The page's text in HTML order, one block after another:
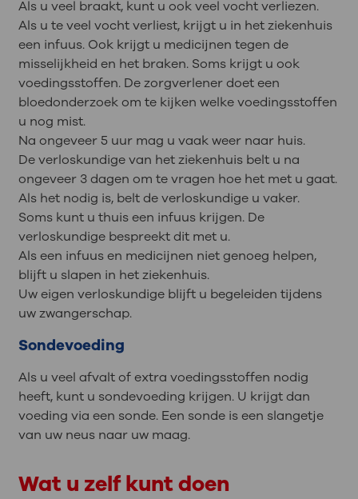
Als u veel braakt, kunt u ook veel vocht verliezen.
Als u te veel vocht verliest, krijgt u in het ziekenhuis
een infuus. Ook krijgt u medicijnen tegen de
misselijkheid en het braken. Soms krijgt u ook
voedingsstoffen. De zorgverlener doet een
bloedonderzoek om te kijken welke voedingsstoffen
u nog mist.
Na ongeveer 5 uur mag u vaak weer naar huis.
De verloskundige van het ziekenhuis belt u na
ongeveer 3 dagen om te vragen hoe het met u gaat.
Als het nodig is, belt de verloskundige u vaker.
Soms kunt u thuis een infuus krijgen. De
verloskundige bespreekt dit met u.
Als een infuus en medicijnen niet genoeg helpen,
blijft u slapen in het ziekenhuis.
Uw eigen verloskundige blijft u begeleiden tijdens
uw zwangerschap.
Sondevoeding
Als u veel afvalt of extra voedingsstoffen nodig
heeft, kunt u sondevoeding krijgen. U krijgt dan
voeding via een sonde. Een sonde is een slangetje
van uw neus naar uw maag.
Wat u zelf kunt doen